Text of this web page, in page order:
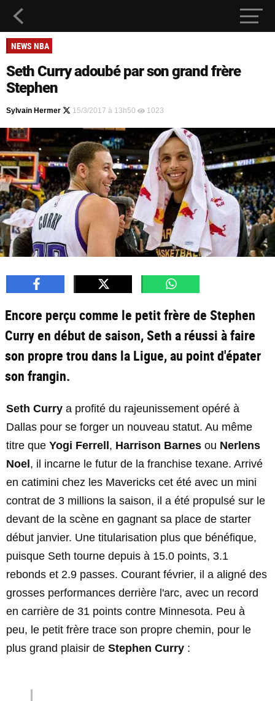
NEWS NBA
Seth Curry adoubé par son grand frère
Stephen
Sylvain Hermer 15/3/2017 à 13h50 1023
Encore perçu comme le petit frère de Stephen
Curry en début de saison, Seth a réussi à faire
son propre trou dans la Ligue, au point d'épater
son frangin.
Seth Curry a profité du rajeunissement opéré à
Dallas pour se forger un nouveau statut. Au même
titre que Yogi Ferrell , Harrison Barnes ou Nerlens
Noel , il incarne le futur de la franchise texane. Arrivé
en catimini chez les Mavericks cet été avec un mini
contrat de 3 millions la saison, il a été propulsé sur le
devant de la scène en gagnant sa place de starter
début janvier. Une titularisation plus que bénéfique,
puisque Seth tourne depuis à 15.0 points, 3.1
rebonds et 2.9 passes. Courant février, il a aligné des
grosses performances derrière l'arc, avec un record
en carrière de 31 points contre Minnesota. Peu à
peu, le petit frère trace son propre chemin, pour le
plus grand plaisir de Stephen Curry :